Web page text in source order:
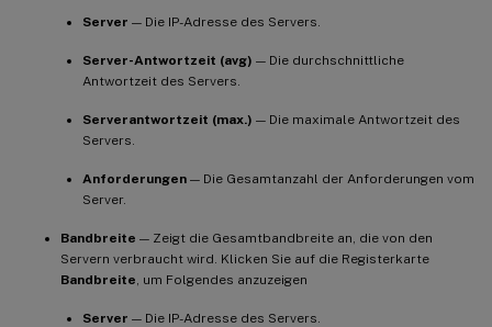
Server — Die IP-Adresse des Servers.
Server-Antwortzeit (avg) — Die durchschnittliche
Antwortzeit des Servers.
Serverantwortzeit (max.) — Die maximale Antwortzeit des
Servers.
Anforderungen — Die Gesamtanzahl der Anforderungen vom
Server.
Bandbreite — Zeigt die Gesamtbandbreite an, die von den
Servern verbraucht wird. Klicken Sie auf die Registerkarte
Bandbreite , um Folgendes anzuzeigen
Server — Die IP-Adresse des Servers.